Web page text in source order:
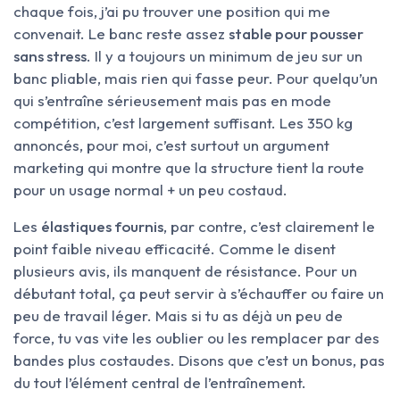
chaque fois, j’ai pu trouver une position qui me
convenait. Le banc reste assez stable pour pousser
sans stress. Il y a toujours un minimum de jeu sur un
banc pliable, mais rien qui fasse peur. Pour quelqu’un
qui s’entraîne sérieusement mais pas en mode
compétition, c’est largement suffisant. Les 350 kg
annoncés, pour moi, c’est surtout un argument
marketing qui montre que la structure tient la route
pour un usage normal + un peu costaud.
Les élastiques fournis, par contre, c’est clairement le
point faible niveau efficacité. Comme le disent
plusieurs avis, ils manquent de résistance. Pour un
débutant total, ça peut servir à s’échauffer ou faire un
peu de travail léger. Mais si tu as déjà un peu de
force, tu vas vite les oublier ou les remplacer par des
bandes plus costaudes. Disons que c’est un bonus, pas
du tout l’élément central de l’entraînement.